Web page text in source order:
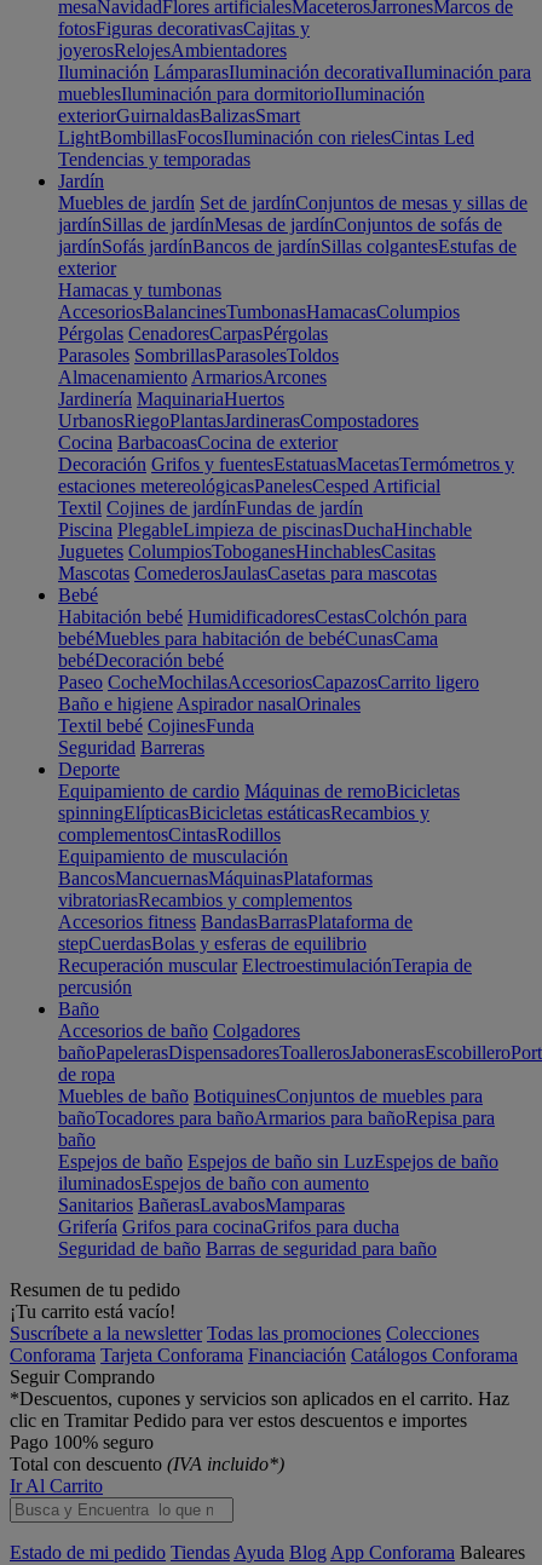
mesaNavidadFlores artificialesMaceterosJarronesMarcos de
fotosFiguras decorativasCajitas y
joyerosRelojesAmbientadores
Iluminación LámparasIluminación decorativaIluminación para
mueblesIluminación para dormitorioIluminación
exteriorGuirnaldasBalizasSmart
LightBombillasFocosIluminación con rielesCintas Led
Tendencias y temporadas
Jardín
Muebles de jardín Set de jardínConjuntos de mesas y sillas de
jardínSillas de jardínMesas de jardínConjuntos de sofás de
jardínSofás jardínBancos de jardínSillas colgantesEstufas de
exterior
Hamacas y tumbonas
AccesoriosBalancinesTumbonasHamacasColumpios
Pérgolas CenadoresCarpasPérgolas
Parasoles SombrillasParasolesToldos
Almacenamiento ArmariosArcones
Jardinería MaquinariaHuertos
UrbanosRiegoPlantasJardinerasCompostadores
Cocina BarbacoasCocina de exterior
Decoración Grifos y fuentesEstatuasMacetasTermómetros y
estaciones metereológicasPanelesCesped Artificial
Textil Cojines de jardínFundas de jardín
Piscina PlegableLimpieza de piscinasDuchaHinchable
Juguetes ColumpiosToboganesHinchablesCasitas
Mascotas ComederosJaulasCasetas para mascotas
Bebé
Habitación bebé HumidificadoresCestasColchón para
bebéMuebles para habitación de bebéCunasCama
bebéDecoración bebé
Paseo CocheMochilasAccesoriosCapazosCarrito ligero
Baño e higiene Aspirador nasalOrinales
Textil bebé CojinesFunda
Seguridad Barreras
Deporte
Equipamiento de cardio Máquinas de remoBicicletas
spinningElípticasBicicletas estáticasRecambios y
complementosCintasRodillos
Equipamiento de musculación
BancosMancuernasMáquinasPlataformas
vibratoriasRecambios y complementos
Accesorios fitness BandasBarrasPlataforma de
stepCuerdasBolas y esferas de equilibrio
Recuperación muscular ElectroestimulaciónTerapia de
percusión
Baño
Accesorios de baño Colgadores
bañoPapelerasDispensadoresToallerosJabonerasEscobillero
de ropa
Muebles de baño BotiquinesConjuntos de muebles para
bañoTocadores para bañoArmarios para bañoRepisa para
baño
Espejos de baño Espejos de baño sin LuzEspejos de baño
iluminadosEspejos de baño con aumento
Sanitarios BañerasLavabosMamparas
Grifería Grifos para cocinaGrifos para ducha
Seguridad de baño Barras de seguridad para baño
Resumen de tu pedido
¡Tu carrito está vacío!
Suscríbete a la newsletter Todas las promociones Colecciones
Conforama Tarjeta Conforama Financiación Catálogos Conforama
Seguir Comprando
*Descuentos, cupones y servicios son aplicados en el carrito. Haz
clic en Tramitar Pedido para ver estos descuentos e importes
Pago 100% seguro
Total con descuento (IVA incluido*)
Ir Al Carrito
Estado de mi pedido Tiendas Ayuda Blog App Conforama Baleares